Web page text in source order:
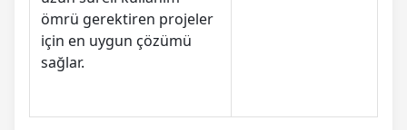
ömrü gerektiren projeler
için en uygun çözümü
sağlar.